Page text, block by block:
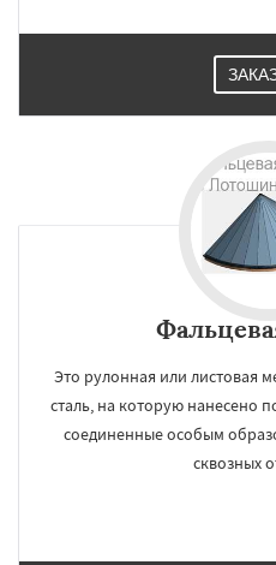
Это рулонная или листовая
сталь, на которую нанесено
соединенные особым
сквозных